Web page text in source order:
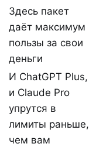
Здесь пакет
даёт максимум
пользы за свои
деньги
И ChatGPT Plus,
и Claude Pro
упрутся в
лимиты раньше,
чем вам